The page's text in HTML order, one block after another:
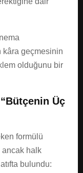
kâra geçmesinin
olduğunu bir
Üç
formülü
ancak halk
bulundu: